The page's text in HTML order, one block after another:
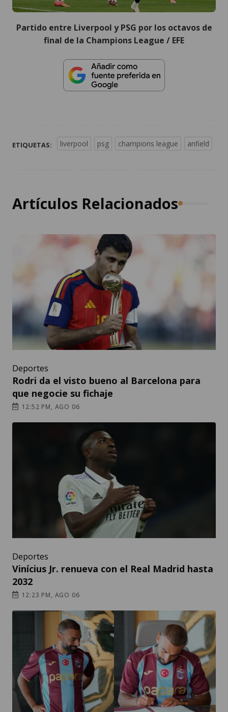
Partido entre Liverpool y PSG por los octavos de
final de la Champions League / EFE
ETIQUETAS: liverpool psg champions league anfield
Artículos Relacionados
Deportes
Rodri da el visto bueno al Barcelona para
que negocie su fichaje
12:52 PM, AGO 06
Deportes
Vinícius Jr. renueva con el Real Madrid hasta
2032
12:23 PM, AGO 06